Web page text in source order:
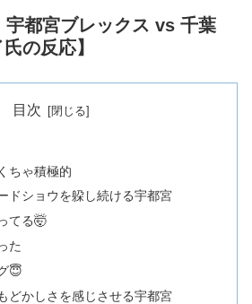
宇都宮ブレックス vs 千葉
の反応】
目次
ちゃ積極的
ドショウを躱し続ける宇都宮
てる🤯
た
😇
どかしさを感じさせる宇都宮